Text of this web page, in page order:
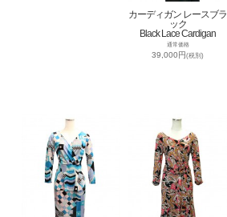
カーディガン レースブラ
ック
Black Lace Cardigan
通常価格
39,000円(税別)